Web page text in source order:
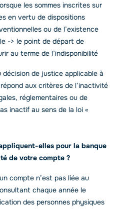
les sommes inscrites sur
en vertu de dispositions
ou de l’existence
-> le point de départ de
au terme de l’indisponibilité
de justice applicable à
aux critères de l’inactivité
réglementaires ou de
inactif au sens de la loi «
elles pour la banque
de votre compte ?
compte n’est pas liée au
chaque année le
des personnes physiques